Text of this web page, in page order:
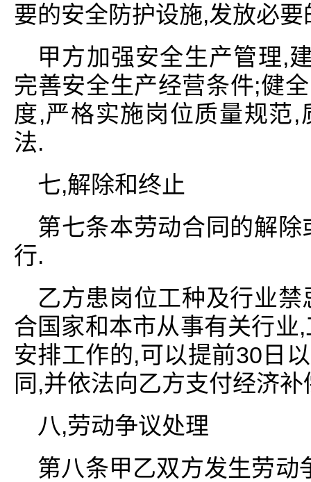
要的安全防护设施,发放必
甲方加强安全生产管理,
完善安全生产经营条件;健
度,严格实施岗位质量规范
法.
七,解除和终止
第七条本劳动合同的解
行.
乙方患岗位工种及行业
合国家和本市从事有关行业
安排工作的,可以提前30日
同,并依法向乙方支付经济补
八,劳动争议处理
第八条甲乙双方发生劳动